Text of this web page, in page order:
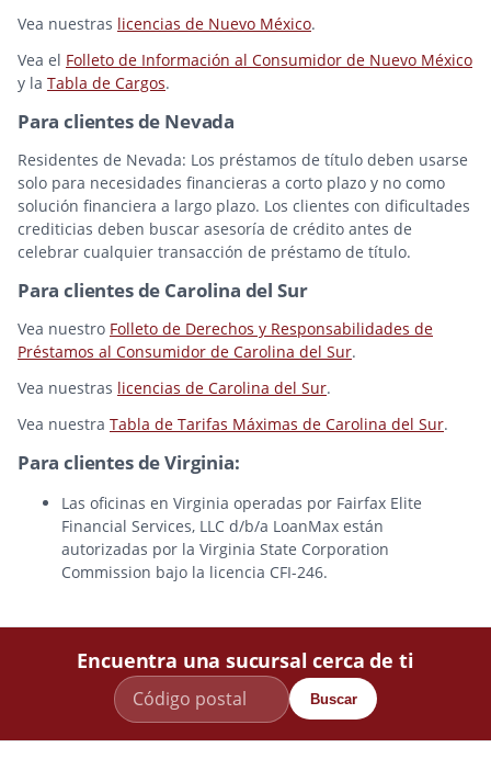
Vea nuestras licencias de Nuevo México.
Vea el Folleto de Información al Consumidor de Nuevo México
y la Tabla de Cargos.
Para clientes de Nevada
Residentes de Nevada: Los préstamos de título deben usarse
solo para necesidades financieras a corto plazo y no como
solución financiera a largo plazo. Los clientes con dificultades
crediticias deben buscar asesoría de crédito antes de
celebrar cualquier transacción de préstamo de título.
Para clientes de Carolina del Sur
Vea nuestro Folleto de Derechos y Responsabilidades de
Préstamos al Consumidor de Carolina del Sur.
Vea nuestras licencias de Carolina del Sur.
Vea nuestra Tabla de Tarifas Máximas de Carolina del Sur.
Para clientes de Virginia:
Las oficinas en Virginia operadas por Fairfax Elite
Financial Services, LLC d/b/a LoanMax están
autorizadas por la Virginia State Corporation
Commission bajo la licencia CFI-246.
Encuentra una sucursal cerca de ti
Buscar